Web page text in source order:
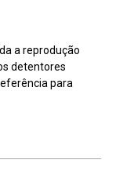
a reprodução
detentores
para